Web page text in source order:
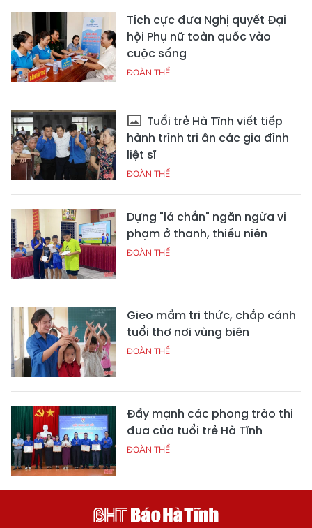
Tích cực đưa Nghị quyết Đại
hội Phụ nữ toàn quốc vào
cuộc sống
ĐOÀN THỂ
Tuổi trẻ Hà Tĩnh viết tiếp
hành trình tri ân các gia đình
liệt sĩ
ĐOÀN THỂ
Dựng "lá chắn" ngăn ngừa vi
phạm ở thanh, thiếu niên
ĐOÀN THỂ
Gieo mầm tri thức, chắp cánh
tuổi thơ nơi vùng biên
ĐOÀN THỂ
Đẩy mạnh các phong trào thi
đua của tuổi trẻ Hà Tĩnh
ĐOÀN THỂ